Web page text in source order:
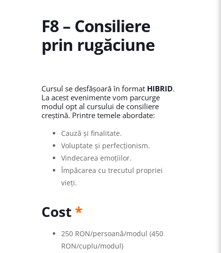
F8 – Consiliere
prin rugăciune
Cursul se desfășoară în format HIBRID.
La acest evenimente vom parcurge
modul opt al cursului de consiliere
creștină. Printre temele abordate:
Cauză și finalitate.
Voluptate și perfecționism.
Vindecarea emoțiilor.
Împăcarea cu trecutul propriei
vieți.
Cost *
250 RON/persoană/modul (450
RON/cuplu/modul)